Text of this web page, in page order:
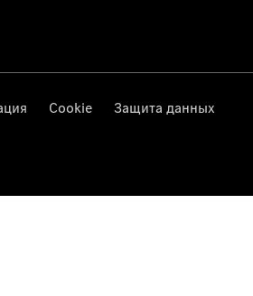
Cookie Защита данных